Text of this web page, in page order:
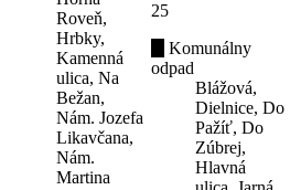
Roveň,
Hrbky,
Kamenná
ulica, Na
Bežan,
Nám. Jozefa
Likavčana,
Nám.
Martina
25
Komunálny
odpad
Blážová,
Dielnice, Do
Pažíť, Do
Zúbrej,
Hlavná